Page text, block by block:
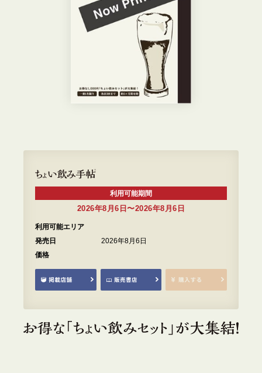
利用可能期間
2026年8月6日〜2026年8月6日
利用可能エリア
発売日
2026年8月6日
価格